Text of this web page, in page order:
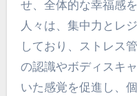
せ、全体的な幸福感
人々は、集中力とレ
しており、ストレス
の認識やボディスキ
いた感覚を促進し、